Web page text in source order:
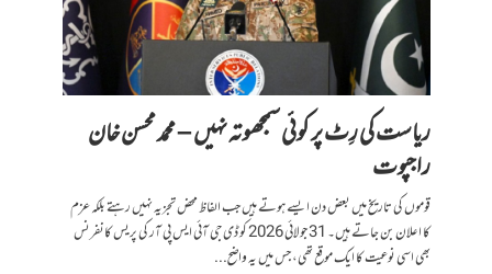
ریاست کی رِٹ پر کوئی سمجھوتہ نہیں – محمد محسن خان
راجپوت
قوموں کی تاریخ میں بعض دن ایسے ہوتے ہیں جب الفاظ محض تجزیہ نہیں رہتے بلکہ عزم
کا اعلان بن جاتے ہیں۔ 31 جولائی 2026 کو ڈی جی آئی ایس پی آر کی پریس کانفرنس
بھی اسی نوعیت کا ایک موقع تھی، جس میں یہ واضح...